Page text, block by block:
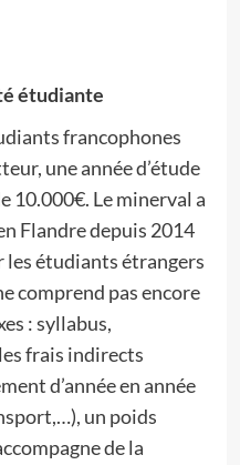
étudiante
francophones
une année d’étude
10.000€. Le minerval a
Flandre depuis 2014
les étudiants étrangers
comprend pas encore
: syllabus,
frais indirects
d’année en année
un poids
de la